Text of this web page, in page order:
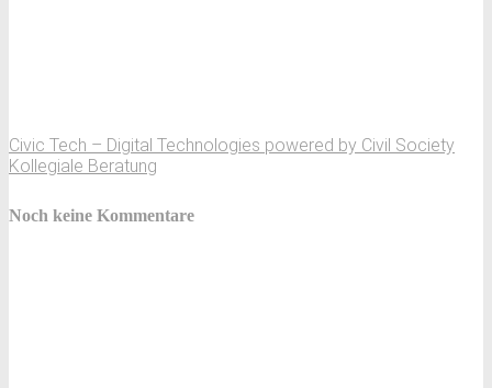
Civic Tech – Digital Technologies powered by Civil Society
Kollegiale Beratung
Noch keine Kommentare